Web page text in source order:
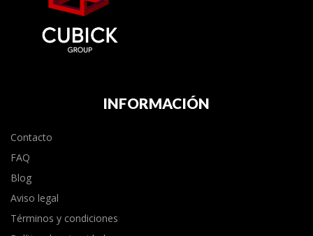
INFORMACIÓN
Contacto
FAQ
Blog
Aviso legal
Términos y condiciones